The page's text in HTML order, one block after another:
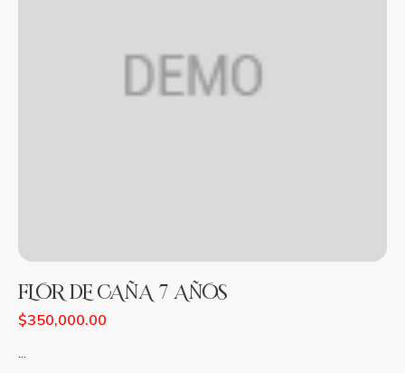
FLOR DE CAÑA 7 AÑOS
$350,000.00
...